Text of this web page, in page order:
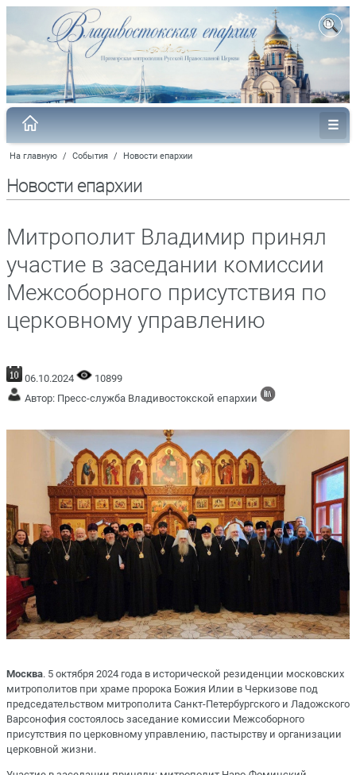
На главную / События / Новости епархии
Новости епархии
Митрополит Владимир принял
участие в заседании комиссии
Межсоборного присутствия по
церковному управлению
06.10.2024
10899
Автор: Пресс-служба Владивостокской епархии
Москва. 5 октября 2024 года в исторической резиденции московских
митрополитов при храме пророка Божия Илии в Черкизове под
председательством митрополита Санкт-Петербургского и Ладожского
Варсонофия состоялось заседание комиссии Межсоборного
присутствия по церковному управлению, пастырству и организации
церковной жизни.